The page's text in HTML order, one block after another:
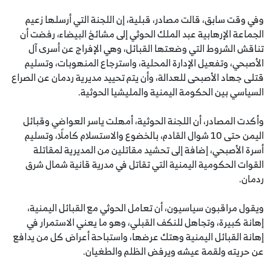
وفي وقت سابق، قالت مصادر، قبلية، إن اللجنة التي أرسلها زعيم
الجماعة الإرهابية عبد الملك الحوثي إلى مشائخ البيضاء، رفضت أن
تناقش الشروط التي وضعتها القبائل، وهي الإفراج عن أسرى آل
الأصبحي، وتفعيل الإدارة المحلية، واسترجاع المنهوبات، وتسليم
قتلى جهاد الأصبحى للعدالة، وأن يتم تحييد مديرية ردمان عن الصراع
السياسي بين الحكومة اليمنية والمليشيا الحوثية.
وأكدت المصادر، أن اللجنة الحوثية، أمهلت ياسر العواضي وقبائل
اليمن حتى 10 شوال القادم، بالخضوع والاستسلام كاملًا، وتسليم
أسرة الأصبحي، إضافة إلى تحشيد مقاتلين من المديرية لمقاتلة
القوات الحكومية اليمنية التي تقاتل في مدرية قانية شمال شرق
ردمان.
ويقول مراقبون سياسيون، أن تعامل الحوثي مع القبائل اليمنية،
إهانة كبيرة، وتجاهل للنكف القبلي، وهو ما يعني الاستمرار في
إهانة القبائل اليمنية وهتك عرضها، واستباحة أعراض كل من يدافع
عن حريته ولقمة عيشه ويرفض الظلم والطغيان.